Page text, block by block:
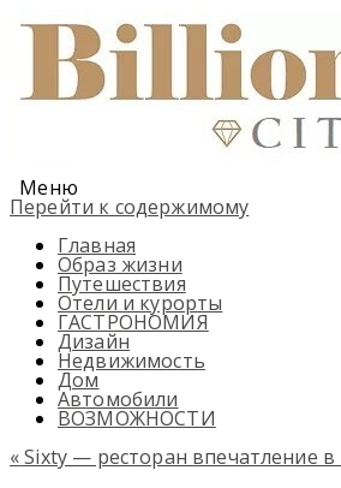
Меню
Перейти к содержимому
Главная
Образ жизни
Путешествия
Отели и курорты
ГАСТРОНОМИЯ
Дизайн
Недвижимость
Дом
Автомобили
ВОЗМОЖНОСТИ
«Sixty — ресторан впечатление